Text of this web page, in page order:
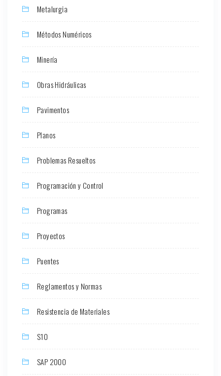
Metalurgia
Métodos Numéricos
Minería
Obras Hidráulicas
Pavimentos
Planos
Problemas Resueltos
Programación y Control
Programas
Proyectos
Puentes
Reglamentos y Normas
Resistencia de Materiales
S10
SAP 2000